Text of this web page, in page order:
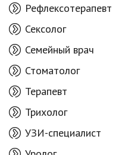
Рефлексотерапевт
Сексолог
Семейный врач
Стоматолог
Терапевт
Трихолог
УЗИ-специалист